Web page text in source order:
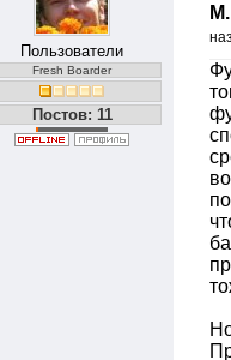
Пользователи
Fresh Boarder
Постов: 11